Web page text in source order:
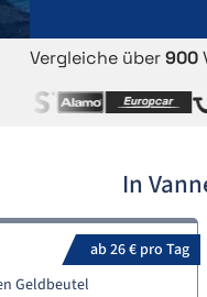
Vergleiche über900
In
ab 26 € pro Tag
Geldbeutel